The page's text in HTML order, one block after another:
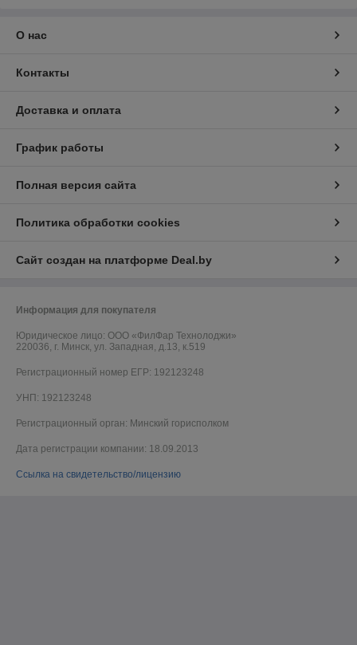
О нас
Контакты
Доставка и оплата
График работы
Полная версия сайта
Политика обработки cookies
Сайт создан на платформе Deal.by
Информация для покупателя
Юридическое лицо: ООО «ФилФар Технолоджи»
220036, г. Минск, ул. Западная, д.13, к.519
Регистрационный номер ЕГР: 192123248
УНП: 192123248
Регистрационный орган: Минский горисполком
Дата регистрации компании: 18.09.2013
Ссылка на свидетельство/лицензию